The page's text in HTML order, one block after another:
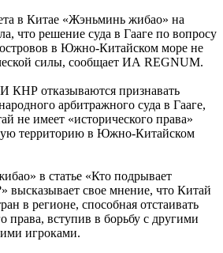
в Китае «Жэньминь жибао» на
что решение суда в Гааге по вопросу
в Южно-Китайском море не
силы, сообщает ИА REGNUM.
КНР отказываются признавать
арбитражного суда в Гааге,
не имеет «исторического права»
территорию в Южно-Китайском
в статье «Кто подрывает
высказывает свое мнение, что Китай
в регионе, способная отстаивать
вступив в борьбу с другими
игроками.